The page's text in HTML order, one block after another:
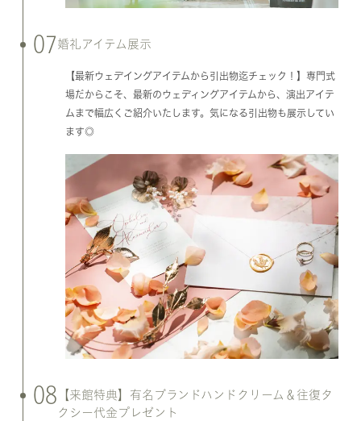
07 婚礼アイテム展示
【最新ウェデイングアイテムから引出物迄チェック！】専門式
場だからこそ、最新のウェディングアイテムから、演出アイテ
ムまで幅広くご紹介いたします。気になる引出物も展示してい
ます◎
08 【来館特典】有名ブランドハンドクリーム＆往復タ
クシー代金プレゼント